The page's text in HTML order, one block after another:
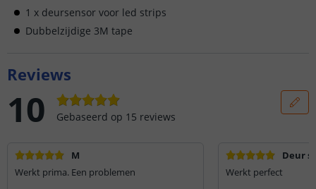
1 x deursensor voor led strips
Dubbelzijdige 3M tape
Reviews
10 Gebaseerd op 15 reviews
M
Werkt prima. Een problemen
Deur
Werkt perfect